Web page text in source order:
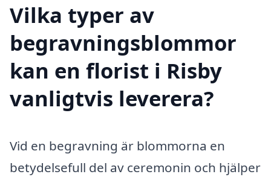
Vilka typer av
begravningsblommor
kan en florist i Risby
vanligtvis leverera?
Vid en begravning är blommorna en
betydelsefull del av ceremonin och hjälper